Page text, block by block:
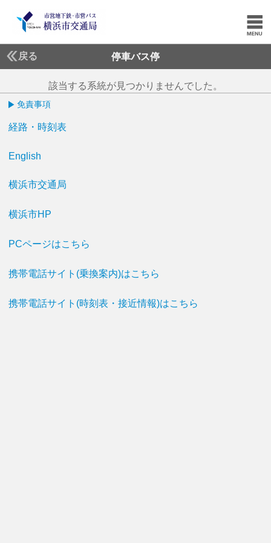
戻る 停車バス停
該当する系統が見つかりませんでした。
免責事項
経路・時刻表
English
横浜市交通局
横浜市HP
PCページはこちら
携帯電話サイト(乗換案内)はこちら
携帯電話サイト(時刻表・接近情報)はこちら